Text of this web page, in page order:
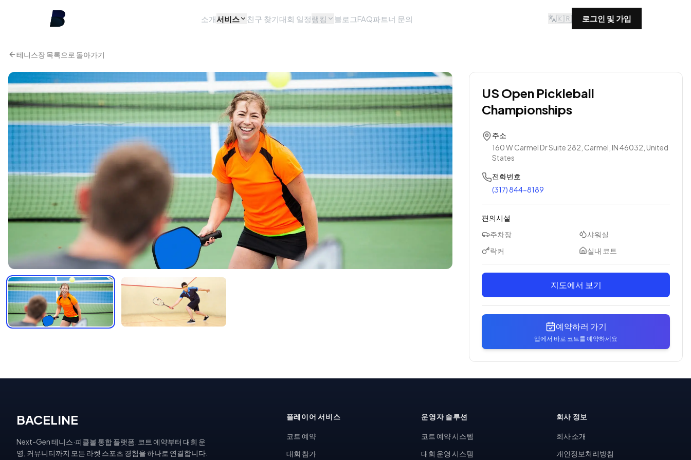
소개서비스 친구 찾기대회 일정랭킹 블로그FAQ파트너 문의 🇰🇷 로그인 및 가입
테니스장 목록으로 돌아가기
US Open Pickleball
Championships
주소
160 W Carmel Dr Suite 282, Carmel, IN 46032, United
States
전화번호
(317) 844-8189
편의시설
주차장
샤워실
락커
실내 코트
지도에서 보기
예약하러 가기
앱에서 바로 코트를 예약하세요
BACELINE
Next-Gen 테니스·피클볼 통합 플랫폼. 코트 예약부터 대회 운
영, 커뮤니티까지 모든 라켓 스포츠 경험을 하나로 연결합니다.
플레이어 서비스
코트 예약
대회 참가
운영자 솔루션
코트 예약 시스템
대회 운영 시스템
회사 정보
회사 소개
개인정보처리방침